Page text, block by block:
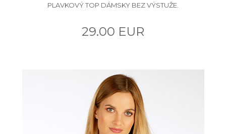
PLAVKOVÝ TOP DÁMSKY BEZ VÝSTUŽE.
29.00 EUR